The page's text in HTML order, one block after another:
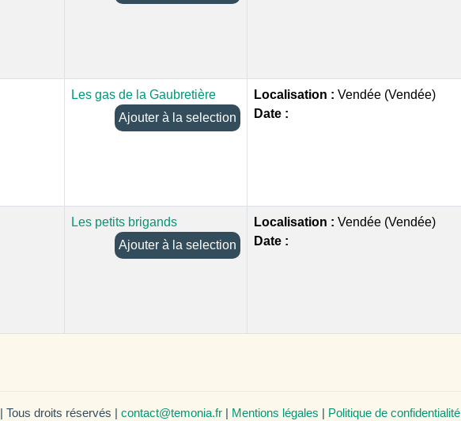
Les gas de la Gaubretière
Ajouter à la selection
Localisation : Vendée (Vendée)
Date :
Les petits brigands
Ajouter à la selection
Localisation : Vendée (Vendée)
Date :
| Tous droits réservés | contact@temonia.fr | Mentions légales | Politique de confidentialité